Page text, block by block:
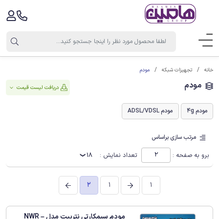
خانه تجهیزات شبکه مودم
مودم دریافت لیست قیمت
مودم 4g مودم ADSL/VDSL
مرتب سازی براساس
برو به صفحه : تعداد نمایش : 18
1
1
2